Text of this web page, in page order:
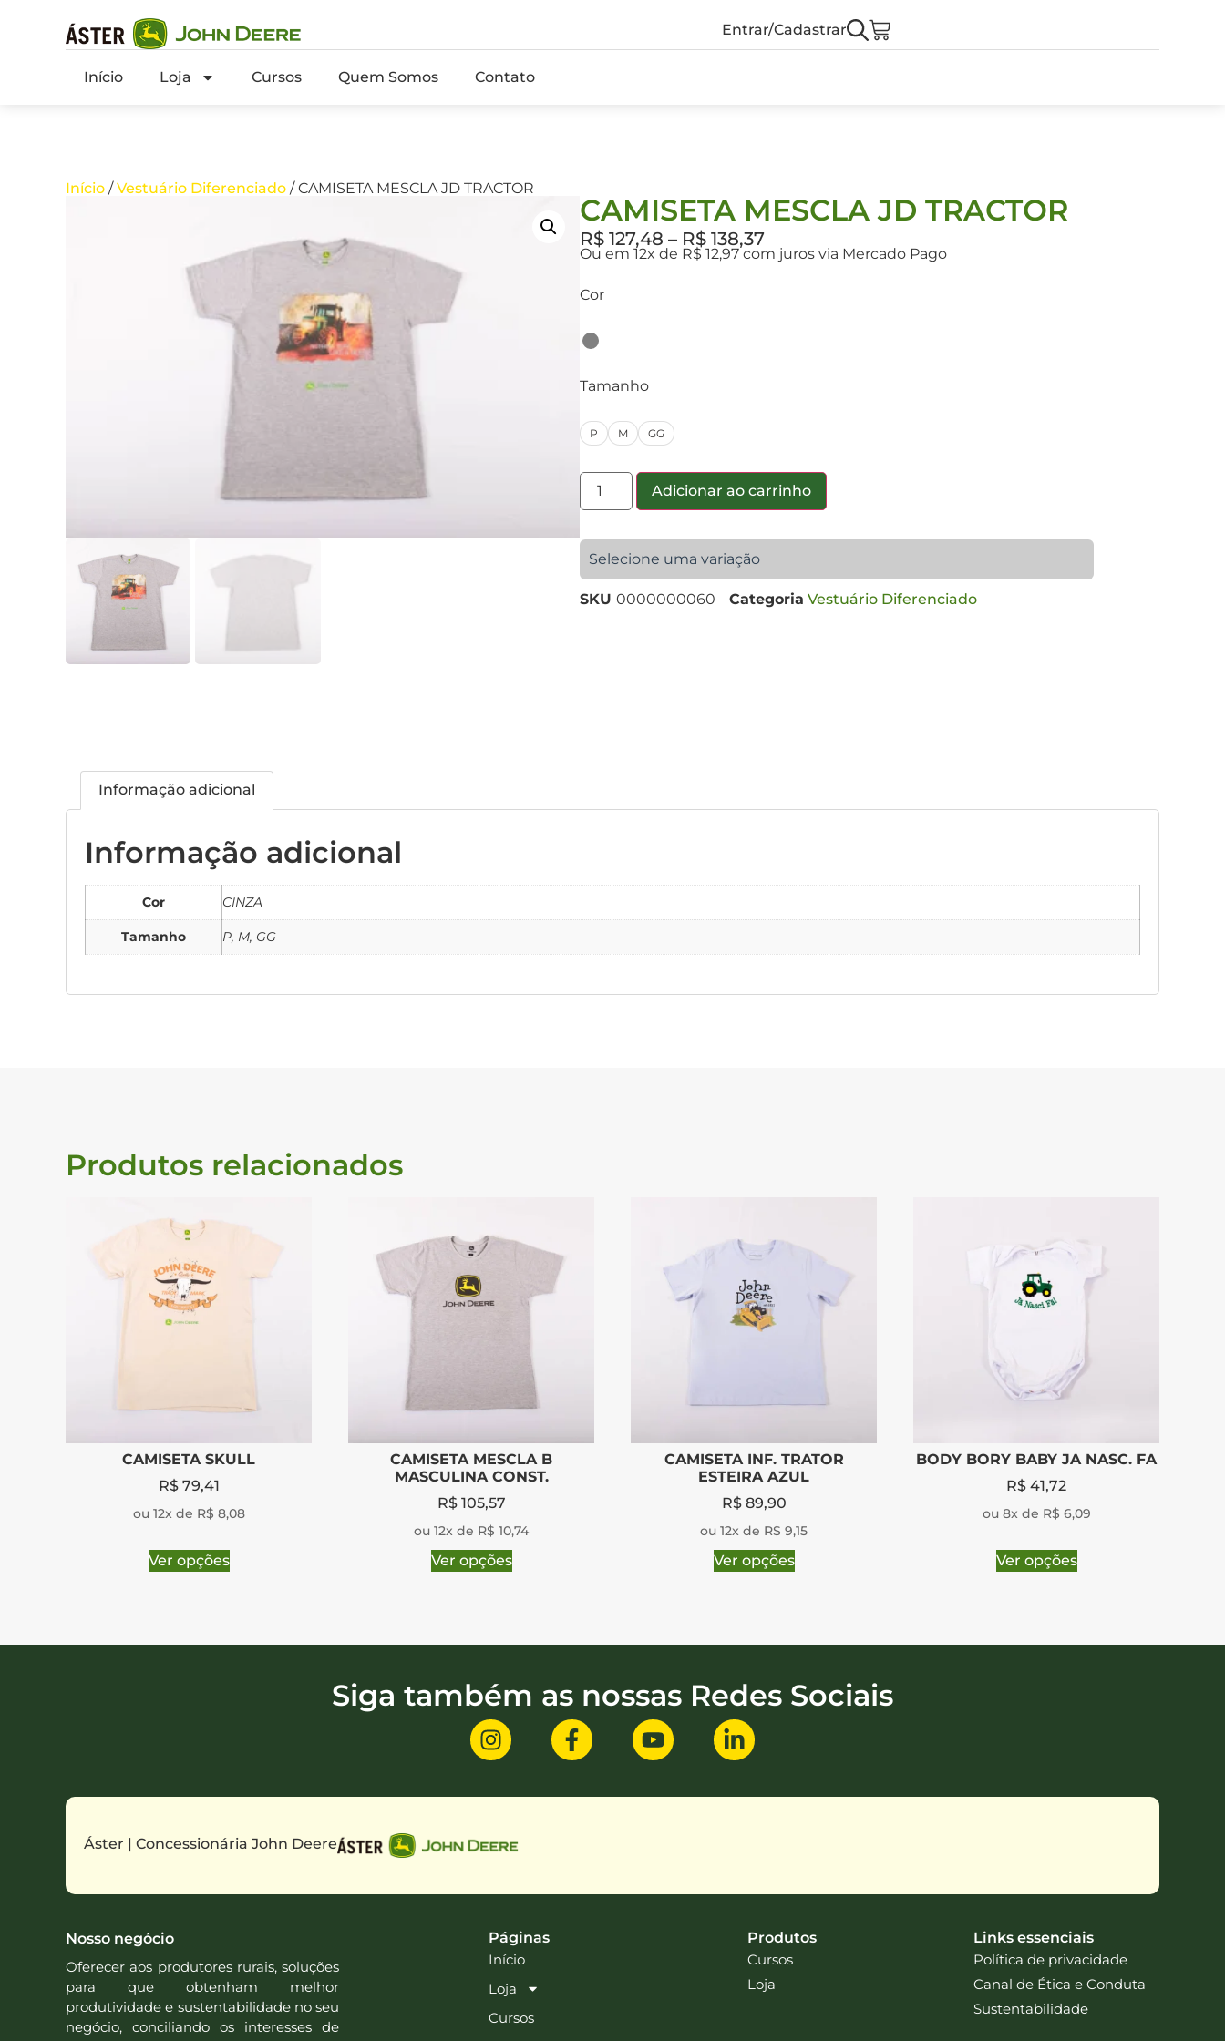
Entrar/Cadastrar
Início Loja Cursos Quem Somos Contato
Início /Vestuário Diferenciado / CAMISETA MESCLA JD TRACTOR
CAMISETA MESCLA JD TRACTOR
R$ 127,48 – R$ 138,37
Ou em 12x de R$ 12,97 com juros via Mercado Pago
Cor
Tamanho
P M GG
Adicionar ao carrinho
Selecione uma variação
SKU 0000000060 Categoria Vestuário Diferenciado
Informação adicional
Informação adicional
Cor CINZA
Tamanho P, M, GG
Produtos relacionados
CAMISETA SKULL
R$79,41
ou 12x de R$ 8,08
Ver opções
CAMISETA MESCLA B
MASCULINA CONST.
R$105,57
ou 12x de R$ 10,74
Ver opções
CAMISETA INF. TRATOR
ESTEIRA AZUL
R$89,90
ou 12x de R$ 9,15
Ver opções
BODY BORY BABY JA NASC. FA
R$ 41,72
ou 8x de R$ 6,09
Ver opções
Siga também as nossas Redes Sociais
Áster | Concessionária John Deere
Nosso negócio
Oferecer aos produtores rurais, soluções
para que obtenham melhor
produtividade e sustentabilidade no seu
negócio, conciliando os interesses de
Páginas
Início
Loja
Cursos
Produtos
Cursos
Loja
Links essenciais
Política de privacidade
Canal de Ética e Conduta
Sustentabilidade